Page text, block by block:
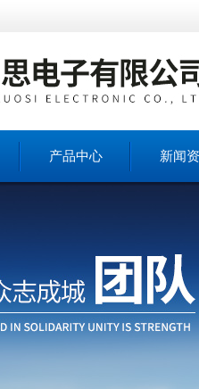
产品中心 新闻